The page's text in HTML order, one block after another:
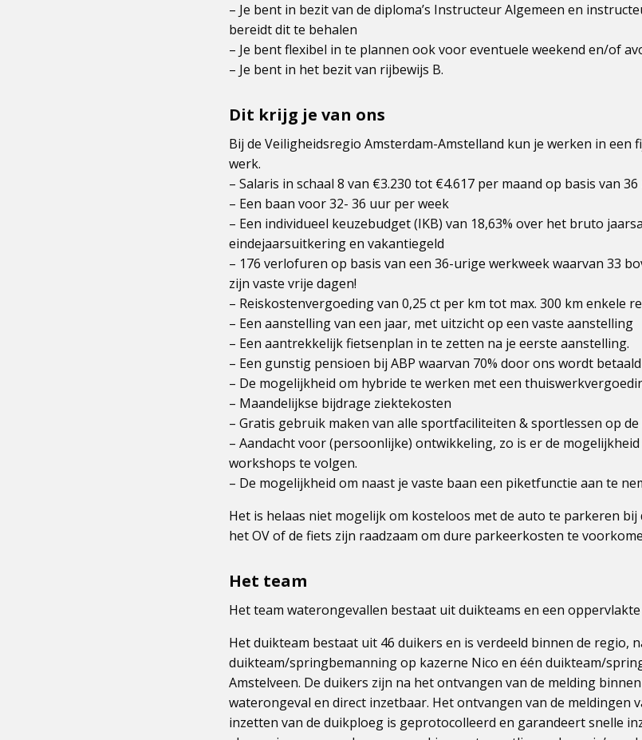
– Je bent in bezit van de diploma’s Instructeur Algemeen en
bereidt dit te behalen
– Je bent flexibel in te plannen ook voor eventuele weekend en/of
– Je bent in het bezit van rijbewijs B.
Dit krijg je van ons
Bij de Veiligheidsregio Amsterdam-Amstelland kun je werken in een
werk.
– Salaris in schaal 8 van €3.230 tot €4.617 per maand op basis van
– Een baan voor 32- 36 uur per week
– Een individueel keuzebudget (IKB) van 18,63% over het bruto
eindejaarsuitkering en vakantiegeld
– 176 verlofuren op basis van een 36-urige werkweek waarvan 33
zijn vaste vrije dagen!
– Reiskostenvergoeding van 0,25 ct per km tot max. 300 km enkele
– Een aanstelling van een jaar, met uitzicht op een vaste aanstelling
– Een aantrekkelijk fietsenplan in te zetten na je eerste aanstelling.
– Een gunstig pensioen bij ABP waarvan 70% door ons wordt betaald
– De mogelijkheid om hybride te werken met een
– Maandelijkse bijdrage ziektekosten
– Gratis gebruik maken van alle sportfaciliteiten & sportlessen op
– Aandacht voor (persoonlijke) ontwikkeling, zo is er de
workshops te volgen.
– De mogelijkheid om naast je vaste baan een piketfunctie aan te
Het is helaas niet mogelijk om kosteloos met de auto te parkeren bij
het OV of de fiets zijn raadzaam om dure parkeerkosten te
Het team
Het team waterongevallen bestaat uit duikteams en een
Het duikteam bestaat uit 46 duikers en is verdeeld binnen de regio,
duikteam/springbemanning op kazerne Nico en één duikteam/
Amstelveen. De duikers zijn na het ontvangen van de melding
waterongeval en direct inzetbaar. Het ontvangen van de meldingen
inzetten van de duikploeg is geprotocolleerd en garandeert snelle